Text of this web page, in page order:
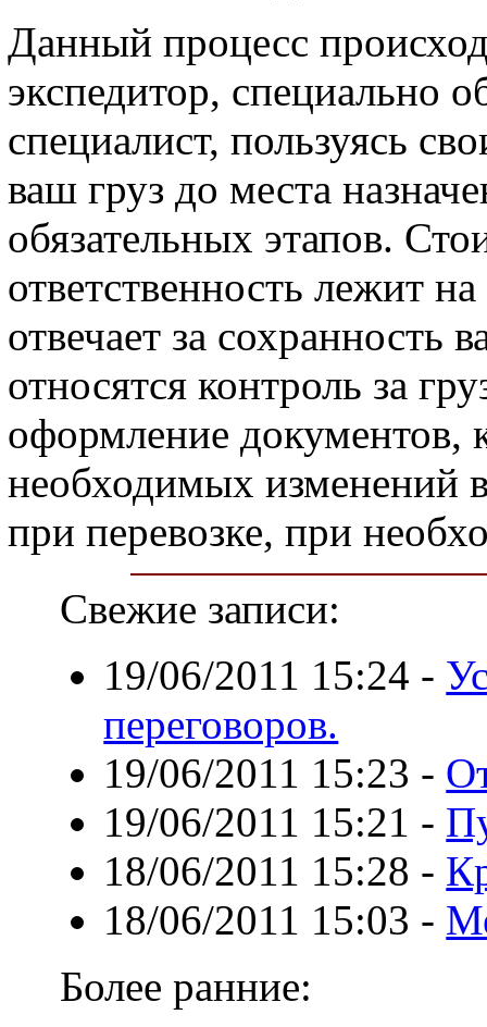
Данный процесс
экспедитор, специально
специалист, пользуясь
ваш груз до места
обязательных этапов.
ответственность лежит
отвечает за сохранность
относятся контроль за
оформление документов,
необходимых изменений
при перевозке, при
Свежие записи:
19/06/2011 15:24 -
переговоров.
19/06/2011 15:23 -
19/06/2011 15:21 -
18/06/2011 15:28 -
18/06/2011 15:03 -
Более ранние: